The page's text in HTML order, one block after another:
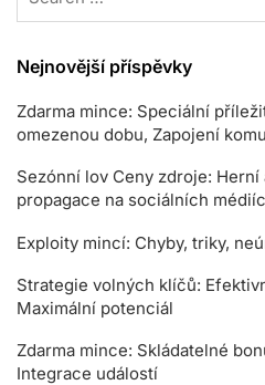
Nejnovější příspěvky
Zdarma mince: Speciální
omezenou dobu, Zapojení
Sezónní lov Ceny zdroje:
propagace na sociálních
Exploity mincí: Chyby, triky,
Strategie volných klíčů:
Maximální potenciál
Zdarma mince: Skládatelné
Integrace událostí